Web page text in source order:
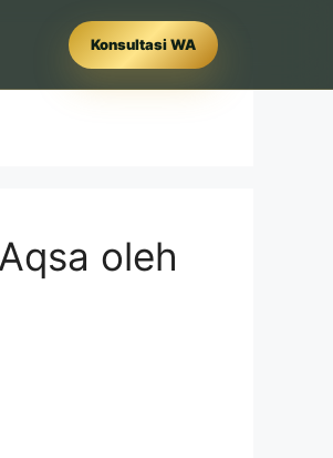
Konsultasi WA
oleh